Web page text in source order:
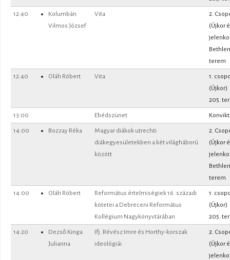
12:40
Kolumbán
Vilmos József
Vita
2.
(Újkor
Bethlen
terem
12:40 Oláh Róbert Vita
1.
(Újkor)
205.
13:00 Ebédszünet
14:00 Bozzay Réka
Magyar diákok utrechti
diákegyesületekben a két világháború
között
2.
(Újkor
Bethlen
terem
14:00 Oláh Róbert
Református értelmiségiek 16. századi
kötetei a Debreceni Református
Kollégium Nagykönyvtárában
1.
(Újkor)
205.
14:20
Dezső Kinga
Julianna
Ifj. Révész Imre és Horthy-korszak
ideológiái
2.
(Újkor